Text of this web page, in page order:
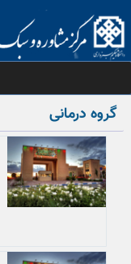
to
content
گروه درمانی